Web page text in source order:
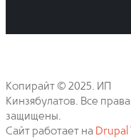
Копирайт © 2025. ИП
Кинзябулатов. Все права
защищены.
Сайт работает на Drupal 11